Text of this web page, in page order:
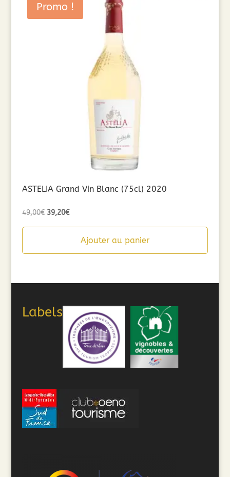
Promo !
ASTELIA Grand Vin Blanc (75cl) 2020
49,00€ Le
39,20€Le
actuelAjouter au panier
Labels